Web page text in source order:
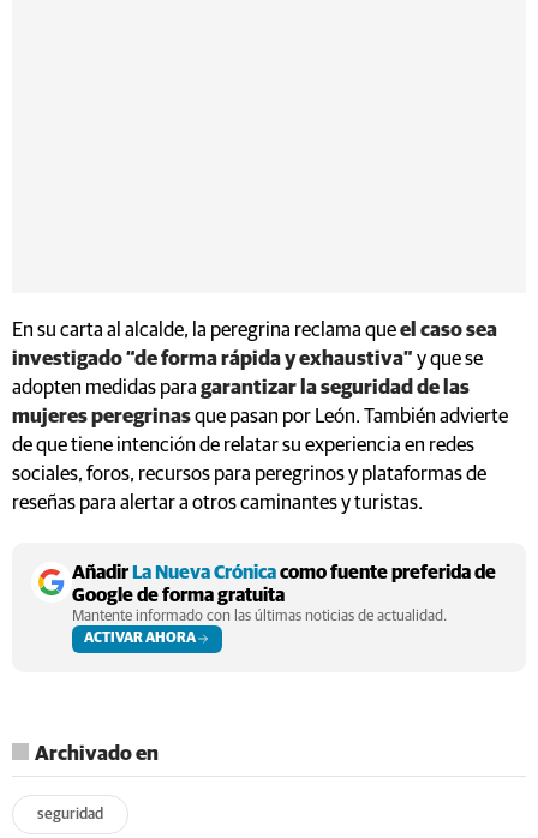
En su carta al alcalde, la peregrina reclama queel caso sea
investigado “de forma rápida y exhaustiva” y que se
adopten medidas para garantizar la seguridad de las
mujeres peregrinasque pasan por León. También advierte
de que tiene intención de relatar su experiencia en redes
sociales, foros, recursos para peregrinos y plataformas de
reseñas para alertar a otros caminantes y turistas.
AñadirLa Nueva Crónicacomo fuente preferida de
Google de forma gratuita
Mantente informado con las últimas noticias de actualidad.
ACTIVAR AHORA
Archivado en
seguridad